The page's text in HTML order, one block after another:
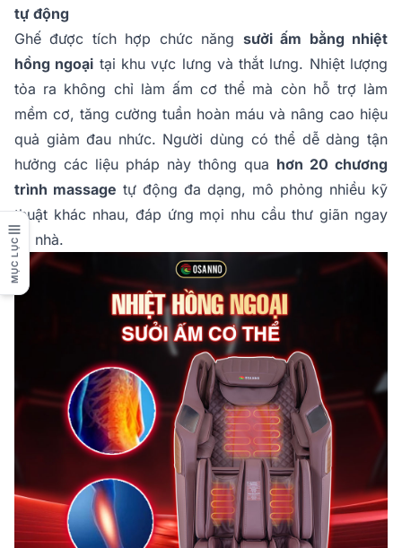
tự động
Ghế được tích hợp chức năng sưởi ấm bằng nhiệt
hồng ngoại tại khu vực lưng và thắt lưng. Nhiệt lượng
tỏa ra không chỉ làm ấm cơ thể mà còn hỗ trợ làm
mềm cơ, tăng cường tuần hoàn máu và nâng cao hiệu
quả giảm đau nhức. Người dùng có thể dễ dàng tận
hưởng các liệu pháp này thông qua hơn 20 chương
trình massage tự động đa dạng, mô phỏng nhiều kỹ
thuật khác nhau, đáp ứng mọi nhu cầu thư giãn ngay
tại nhà.
MỤC LỤC